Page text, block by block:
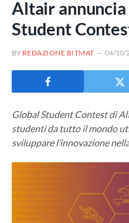
Altair
Student
BY REDAZIONE BITMAT 04/10/
Global Student Contest di
studenti da tutto il mondo
sviluppare l’innovazione